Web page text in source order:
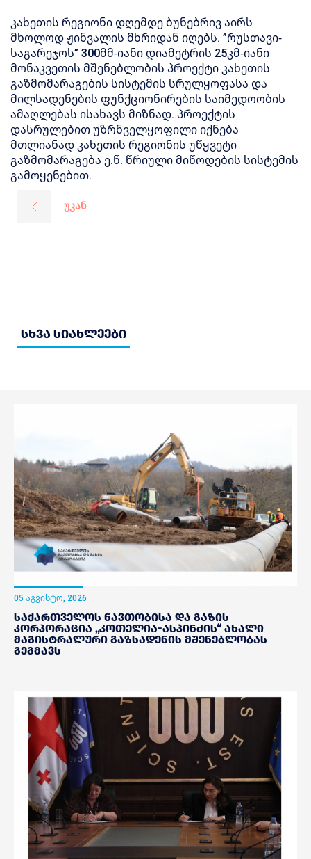
კახეთის რეგიონი დღემდე ბუნებრივ აირს
მხოლოდ ჟინვალის მხრიდან იღებს. ”რუსთავი-
საგარეჯოს” 300მმ-იანი დიამეტრის 25კმ-იანი
მონაკვეთის მშენებლობის პროექტი კახეთის
გაზმომარაგების სისტემის სრულყოფასა და
მილსადენების ფუნქციონირების საიმედოობის
ამაღლებას ისახავს მიზნად. პროექტის
დასრულებით უზრნველყოფილი იქნება
მთლიანად კახეთის რეგიონის უწყვეტი
გაზმომარაგება ე.წ. წრიული მიწოდების სისტემის
გამოყენებით.
უკან
სხვა სიახლეები
05 აგვისტო, 2026
საქართველოს ნავთობისა და გაზის
კორპორაცია „კოთელია-ასპინძის“ ახალი
მაგისტრალური გაზსადენის მშენებლობას
გეგმავს